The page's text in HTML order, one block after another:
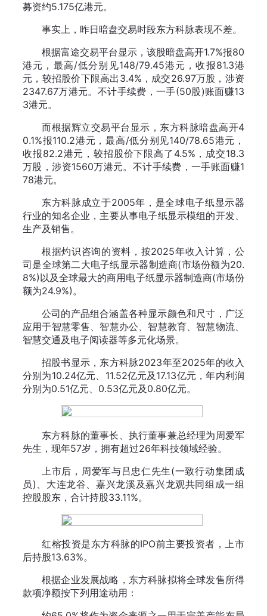
募资约5.175亿港元。
事实上，昨日暗盘交易时段东方科脉表现不差。
根据富途交易平台显示，该股暗盘高开1.7%报80
港元，最高/低分别见148/79.45港元，收报81.3港
元，较招股价下限高出3.4%，成交26.97万股，涉资
2347.67万港元。不计手续费，一手(50股)账面赚13
3港元。
而根据辉立交易平台显示，东方科脉暗盘高开4
0.1%报110.2港元，最高/低分别见140/78.65港元，
收报82.2港元，较招股价下限高了4.5%，成交18.3
万股，涉资1560万港元。不计手续费，一手账面赚1
78港元。
东方科脉成立于2005年，是全球电子纸显示器
行业的知名企业，主要从事电子纸显示模组的开发、
生产及销售。
根据灼识咨询的资料，按2025年收入计算，公
司是全球第二大电子纸显示器制造商(市场份额为20.
8%)以及全球最大的商用电子纸显示器制造商(市场份
额为24.9%)。
公司的产品组合涵盖各种显示颜色和尺寸，广泛
应用于智慧零售、智慧办公、智慧教育、智慧物流、
智慧交通及电子阅读器等多元化场景。
招股书显示，东方科脉2023年至2025年的收入
分别为10.24亿元、11.52亿元及17.13亿元，年内利润
分别为0.51亿元、0.53亿元及0.80亿元。
东方科脉的董事长、执行董事兼总经理为周爱军
先生，现年57岁，拥有超过26年科技领域经验。
上市后，周爱军与吕忠仁先生(一致行动集团成
员)、大连龙谷、嘉兴龙溪及嘉兴龙观共同组成一组
控股股东，合计持股33.11%。
红榕投资是东方科脉的IPO前主要投资者，上市
后持股13.63%。
根据企业发展战略，东方科脉拟将全球发售所得
款项净额按下列用途动用：